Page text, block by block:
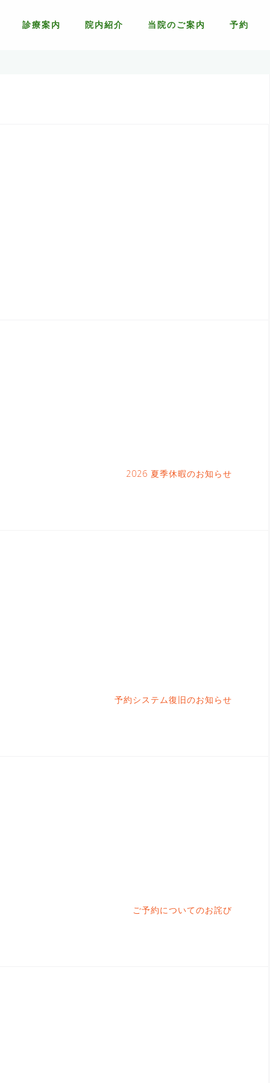
診療案内 院内紹介 当院のご案内 予約
2026 夏季休暇のお知らせ
予約システム復旧のお知らせ
ご予約についてのお詫び